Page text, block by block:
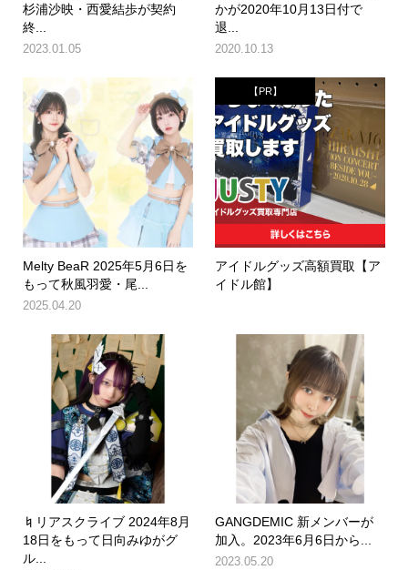
杉浦沙映・西愛結歩が契約
終...
2023.01.05
かが2020年10月13日付で
退...
2020.10.13
Melty BeaR 2025年5月6日を
もって秋風羽愛・尾...
2025.04.20
【PR】
アイドルグッズ高額買取【ア
イドル館】
♮リアスクライブ 2024年8月
18日をもって日向みゆがグ
ル...
GANGDEMIC 新メンバーが
加入。2023年6月6日から...
2023.05.20